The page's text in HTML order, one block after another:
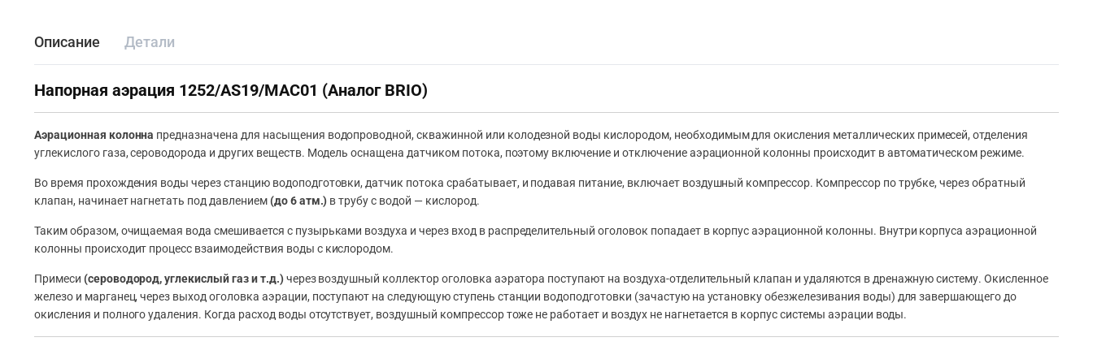
Описание Детали
Напорная аэрация 1252/AS19/MAC01 (Аналог BRIO)
Аэрационная колонна предназначена для насыщения водопроводной, скважинной или колодезной воды кислородом, необходимым для окисления металлических примесей, отделения
углекислого газа, сероводорода и других веществ. Модель оснащена датчиком потока, поэтому включение и отключение аэрационной колонны происходит в автоматическом режиме.
Во время прохождения воды через станцию водоподготовки, датчик потока срабатывает, и подавая питание, включает воздушный компрессор. Компрессор по трубке, через обратный
клапан, начинает нагнетать под давлением (до 6 атм.) в трубу с водой — кислород.
Таким образом, очищаемая вода смешивается с пузырьками воздуха и через вход в распределительный оголовок попадает в корпус аэрационной колонны. Внутри корпуса аэрационной
колонны происходит процесс взаимодействия воды с кислородом.
Примеси (сероводород, углекислый газ и т.д.)через воздушный коллектор оголовка аэратора поступают на воздуха-отделительный клапан и удаляются в дренажную систему. Окисленное
железо и марганец, через выход оголовка аэрации, поступают на следующую ступень станции водоподготовки (зачастую на установку обезжелезивания воды) для завершающего до
окисления и полного удаления. Когда расход воды отсутствует, воздушный компрессор тоже не работает и воздух не нагнетается в корпус системы аэрации воды.